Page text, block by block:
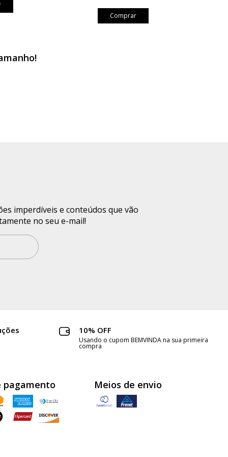
46)
118cm 147cm
Tamanho
da opção de tamanho, você encontrará o nosso
medidas e descubra qual é o tamanho ideal para você, com
informados.
86 cm
66 cm
Comprar
imperdíveis e conteúdos que vão
no seu e-mail!
10% OFF
Usando o cupom BEMVINDA na sua primeira
compra
pagamento Meios de envio